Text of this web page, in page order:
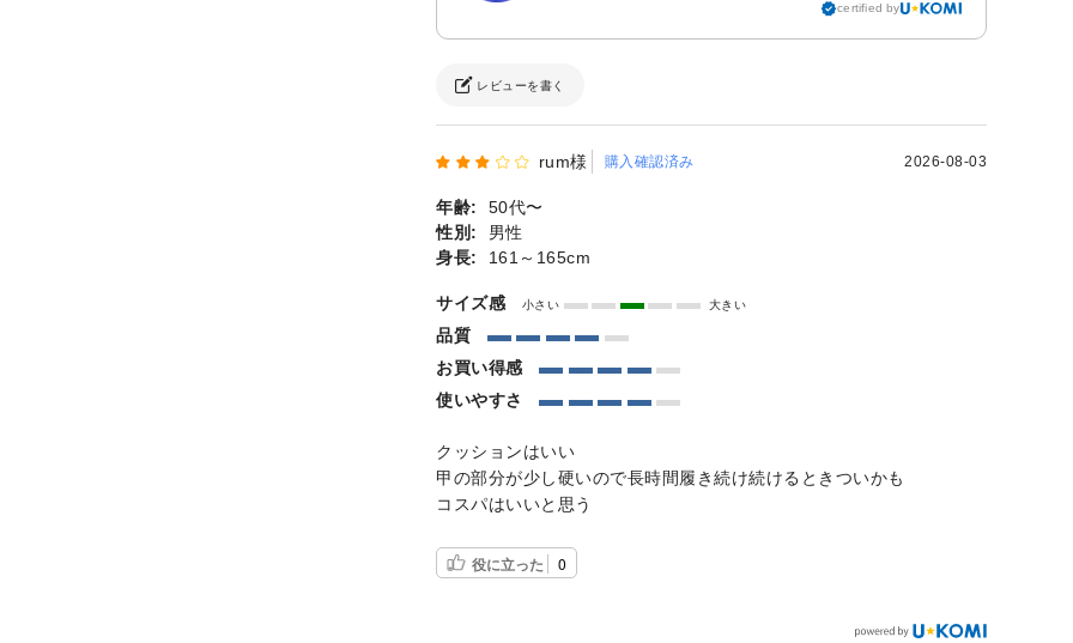
certified by
レビューを書く
rum様 購入確認済み 2026-08-03
年齢:
50代〜
性別:
男性
身長:
161～165cm
サイズ感 小さい 大きい
品質
お買い得感
使いやすさ
クッションはいい
甲の部分が少し硬いので長時間履き続け続けるときついかも
コスパはいいと思う
役に立った 0